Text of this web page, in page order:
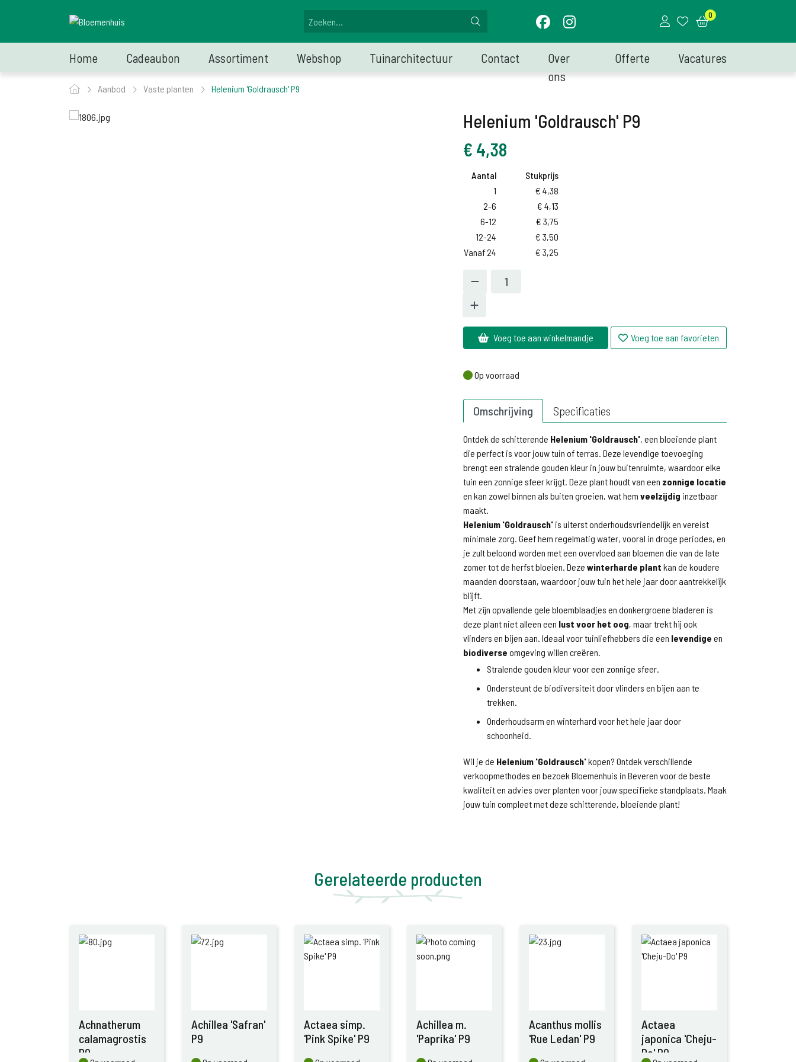
0
Home Cadeaubon Assortiment Webshop Tuinarchitectuur Contact
Over
ons
Offerte Vacatures
Aanbod Vaste planten Helenium 'Goldrausch' P9
Helenium 'Goldrausch' P9
€ 4,38
Aantal
Stukprijs
1
€ 4,38
2-6
€ 4,13
6-12
€ 3,75
12-24
€ 3,50
Vanaf 24
€ 3,25
Voeg toe aan winkelmandje Voeg toe aan favorieten
Op voorraad
Op voorraad
Omschrijving Specificaties
Ontdek de schitterende Helenium 'Goldrausch', een bloeiende plant
die perfect is voor jouw tuin of terras. Deze levendige toevoeging
brengt een stralende gouden kleur in jouw buitenruimte, waardoor elke
tuin een zonnige sfeer krijgt. Deze plant houdt van een zonnige locatie
en kan zowel binnen als buiten groeien, wat hem veelzijdig inzetbaar
maakt.
Helenium 'Goldrausch' is uiterst onderhoudsvriendelijk en vereist
minimale zorg. Geef hem regelmatig water, vooral in droge periodes, en
je zult beloond worden met een overvloed aan bloemen die van de late
zomer tot de herfst bloeien. Deze winterharde plant kan de koudere
maanden doorstaan, waardoor jouw tuin het hele jaar door aantrekkelijk
blijft.
Met zijn opvallende gele bloemblaadjes en donkergroene bladeren is
deze plant niet alleen een lust voor het oog, maar trekt hij ook
vlinders en bijen aan. Ideaal voor tuinliefhebbers die een levendige en
biodiverse omgeving willen creëren.
Stralende gouden kleur voor een zonnige sfeer.
Ondersteunt de biodiversiteit door vlinders en bijen aan te
trekken.
Onderhoudsarm en winterhard voor het hele jaar door
schoonheid.
Wil je de Helenium 'Goldrausch'kopen? Ontdek verschillende
verkoopmethodes en bezoek Bloemenhuis in Beveren voor de beste
kwaliteit en advies over planten voor jouw specifieke standplaats. Maak
jouw tuin compleet met deze schitterende, bloeiende plant!
Gerelateerde producten
Achnatherum
calamagrostis
P9
Achillea 'Safran'
P9
Actaea simp.
'Pink Spike' P9
Achillea m.
'Paprika' P9
Acanthus mollis
'Rue Ledan' P9
Actaea
japonica 'Cheju-
Do' P9